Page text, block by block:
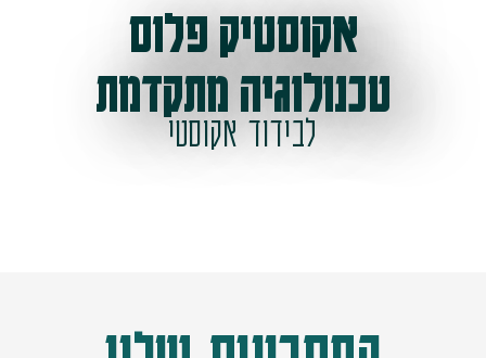
אקוסטיק פלוס
טכנולוגיה מתקדמת
לבידוד אקוסטי